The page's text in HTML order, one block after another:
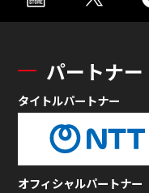
パートナー
タイトルパートナー
オフィシャルパートナー